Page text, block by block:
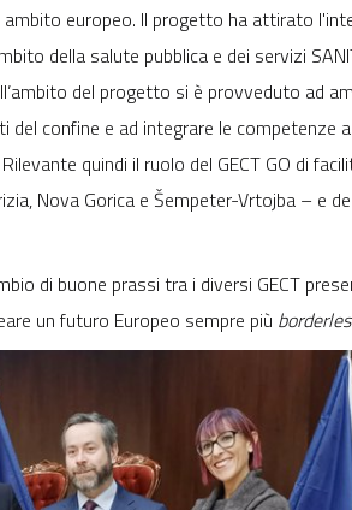
europeo. Il progetto ha attirato
della salute pubblica e dei servizi
del progetto si è provveduto ad
confine e ad integrare le competenze
quindi il ruolo del GECT GO di
Nova Gorica e Šempeter-Vrtojba – e
di buone prassi tra i diversi GECT
un futuro Europeo sempre più